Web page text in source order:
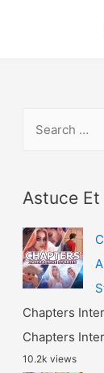
r
h
f
o
r
:
Astuce Et
Chapters
Chapters
10.2k views